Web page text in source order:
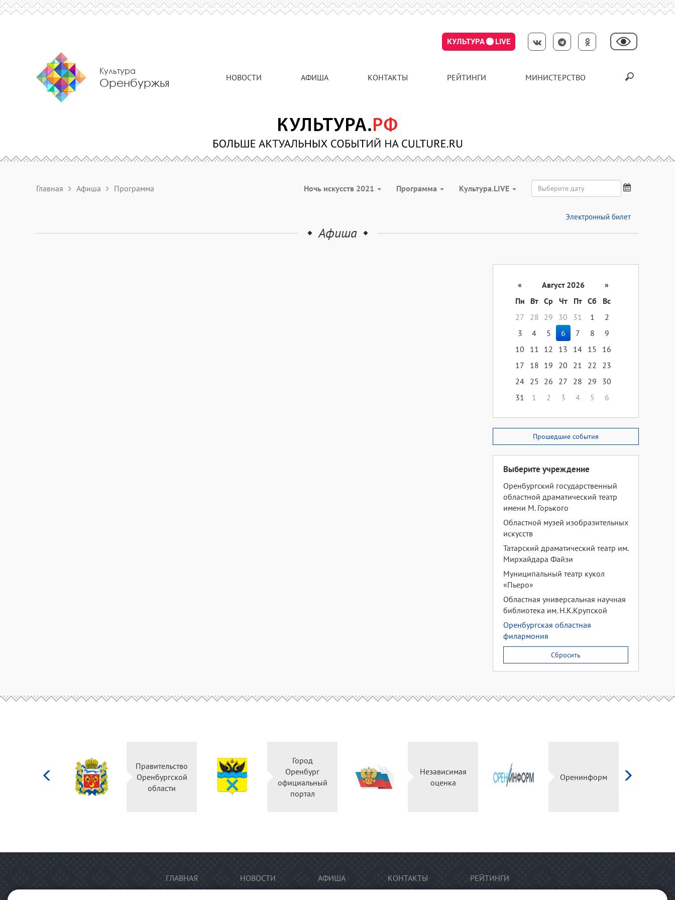
КУЛЬТУРА LIVE
Культура
Оренбуржья НОВОСТИ АФИША КОНТАКТЫ РЕЙТИНГИ МИНИСТЕРСТВО
Главная Афиша Программа Ночь искусств 2021 Программа Культура.LIVE
Электронный билет
Афиша
« Август 2026
»
Пн
Вт Ср Чт Пт Сб
Вс
27
28 29 30 31 1
2
3
4 5 6 7 8
9
10
11 12 13 14 15
16
17
18 19 20 21 22
23
24 25 26 27 28 29
30
31
1 2 3 4 5 6
Прошедшие события
Выберите учреждение
Оренбургский государственный
областной драматический театр
имени М. Горького
Областной музей изобразительных
искусств
Татарский драматический театр им.
Мирхайдара Файзи
Муниципальный театр кукол
«Пьеро»
Областная универсальная научная
библиотека им. Н.К.Крупской
Оренбургская областная
филармония
Сбросить
Правительство
Оренбургской
области
Город
Оренбург
официальный
портал
Независимая
оценка
Оренинформ
ГЛАВНАЯ НОВОСТИ АФИША КОНТАКТЫ РЕЙТИНГИ